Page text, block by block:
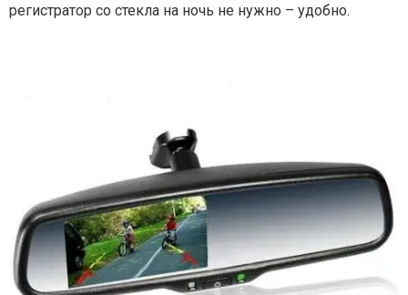
регистратор со стекла на ночь не нужно – удобно.